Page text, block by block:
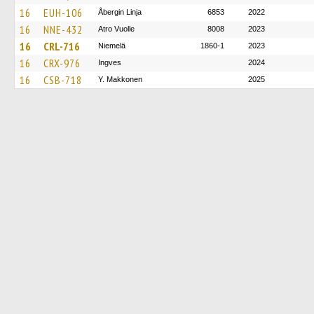
16
EUH-106 Åbergin Linja 6853 2022
16 NNE-432 Atro Vuolle 8008 2023
16 CRL-716 Niemelä 1860-1 2023
16 CRX-976 Ingves 2024
16 CSB-718 Y. Makkonen 2025